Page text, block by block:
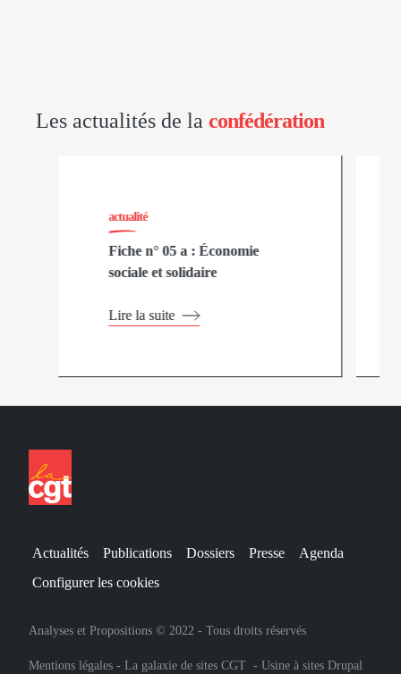
Les actualités de la confédération
actualité
Fiche n° 05 a : Économie
sociale et solidaire
Lire la suite
Actualités Publications Dossiers Presse
Agenda
Configurer les cookies
Analyses et Propositions © 2022 - Tous droits réservés
Mentions légales - La galaxie de sites CGT - Usine à sites Drupal